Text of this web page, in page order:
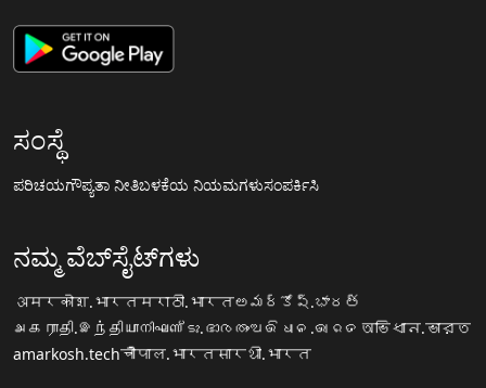
ಸಂಸ್ಥೆ
ಪರಿಚಯಗೌಪ್ಯತಾ ನೀತಿಬಳಕೆಯ ನಿಯಮಗಳುಸಂಪರ್ಕಿಸಿ
ನಮ್ಮ ವೆಬ್‌ಸೈಟ್‌ಗಳು
अमरकोश.भारतमराठी.भारतఅమర్కోష్.భారత్
அகராதி.இந்தியாനിഘണ്ടു.ഭാരതംଅଭିଧାନ.ଭାରତ অভিধান.ভারত
amarkosh.techचौपाल.भारतसारथी.भारत